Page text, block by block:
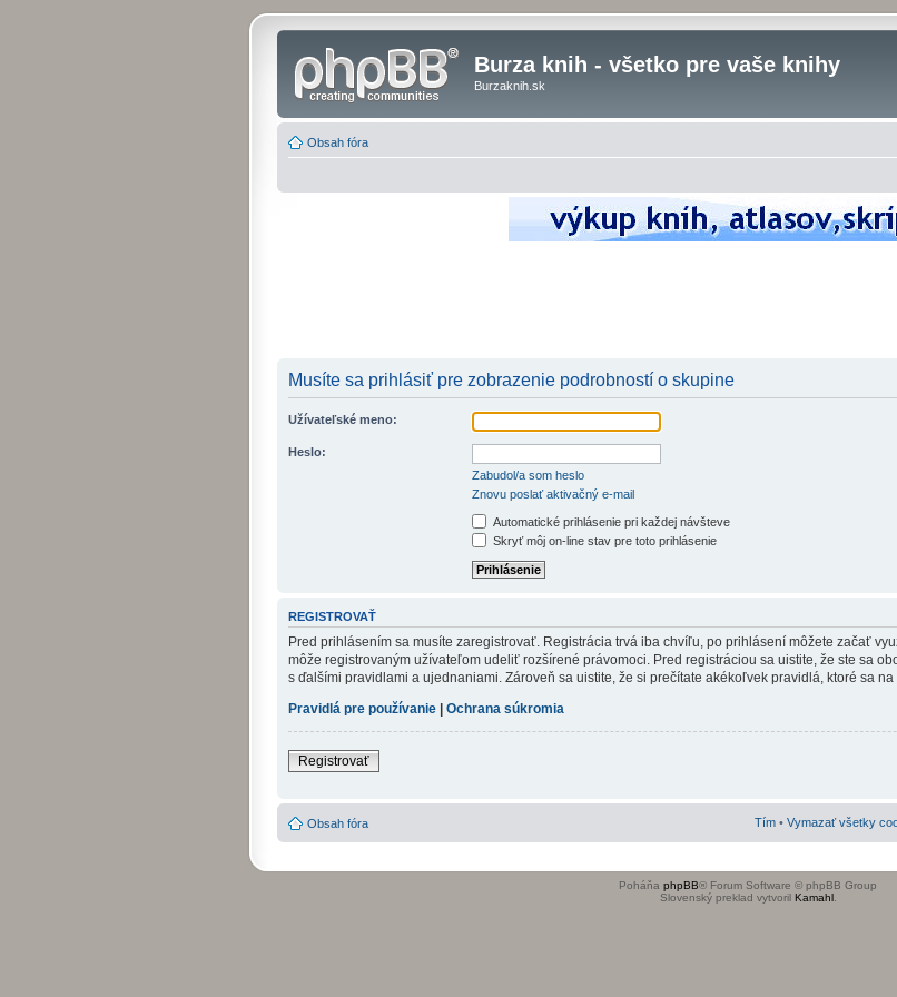
Burza knih - všetko pre vaše knihy
Burzaknih.sk
Obsah fóra
Musíte sa prihlásiť pre zobrazenie podrobností o skupine
Užívateľské meno:
Heslo:
Zabudol/a som heslo
Znovu poslať aktivačný e-mail
Automatické prihlásenie pri každej návšteve
Skryť môj on-line stav pre toto prihlásenie
REGISTROVAŤ
Pred prihlásením sa musíte zaregistrovať. Registrácia trvá iba chvíľu, po prihlásení môžete začať
môže registrovaným užívateľom udeliť rozšírené právomoci. Pred registráciou sa uistite, že ste sa
s ďalšími pravidlami a ujednaniami. Zároveň sa uistite, že si prečítate akékoľvek pravidlá, ktoré sa
Pravidlá pre používanie
Ochrana súkromia
Registrovať
Obsah fóra Tím • Vymazať všetky
Poháňa phpBB® Forum Software © phpBB Group
Slovenský preklad vytvoril Kamahl.